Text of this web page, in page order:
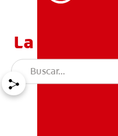
La parotiditis